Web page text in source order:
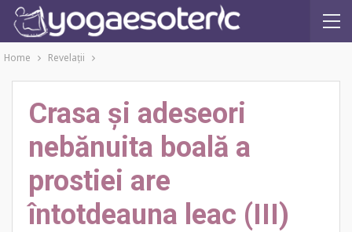
Home Revelaţii
Crasa şi adeseori
nebănuita boală a
prostiei are
întotdeauna leac (III)